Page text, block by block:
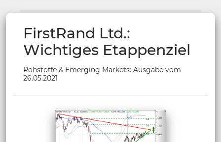
FirstRand Ltd.:
Wichtiges Etappenziel
Rohstoffe & Emerging Markets: Ausgabe vom
26.05.2021